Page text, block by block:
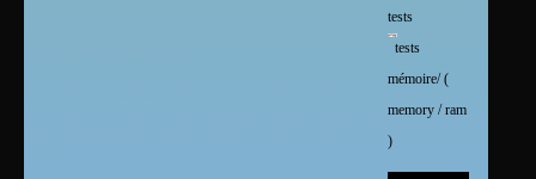
tests
tests
mémoire/ (
memory / ram
)